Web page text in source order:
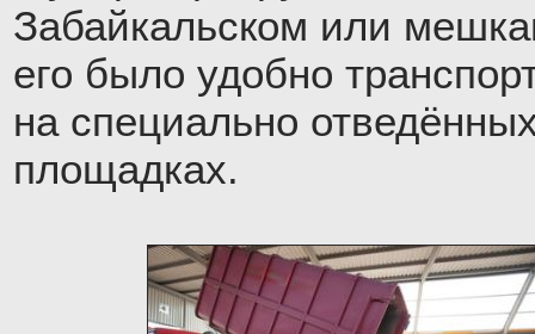
Забайкальском или
его было удобно
на специально
площадках.